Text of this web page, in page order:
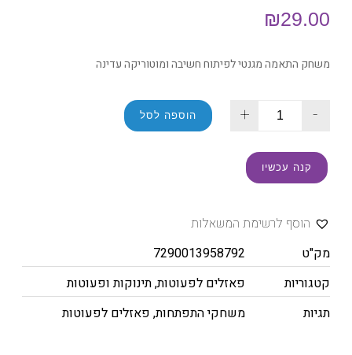
₪29.00
משחק התאמה מגנטי לפיתוח חשיבה ומוטוריקה עדינה
-
+ הוספה לסל
קנה עכשיו
הוסף לרשימת המשאלות
מק"ט
7290013958792
קטגוריות
פאזלים לפעוטות,תינוקות ופעוטות
תגיות
משחקי התפתחות, פאזלים לפעוטות